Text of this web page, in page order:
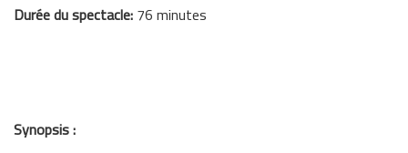
Durée du spectacle:76 minutes
Synopsis :